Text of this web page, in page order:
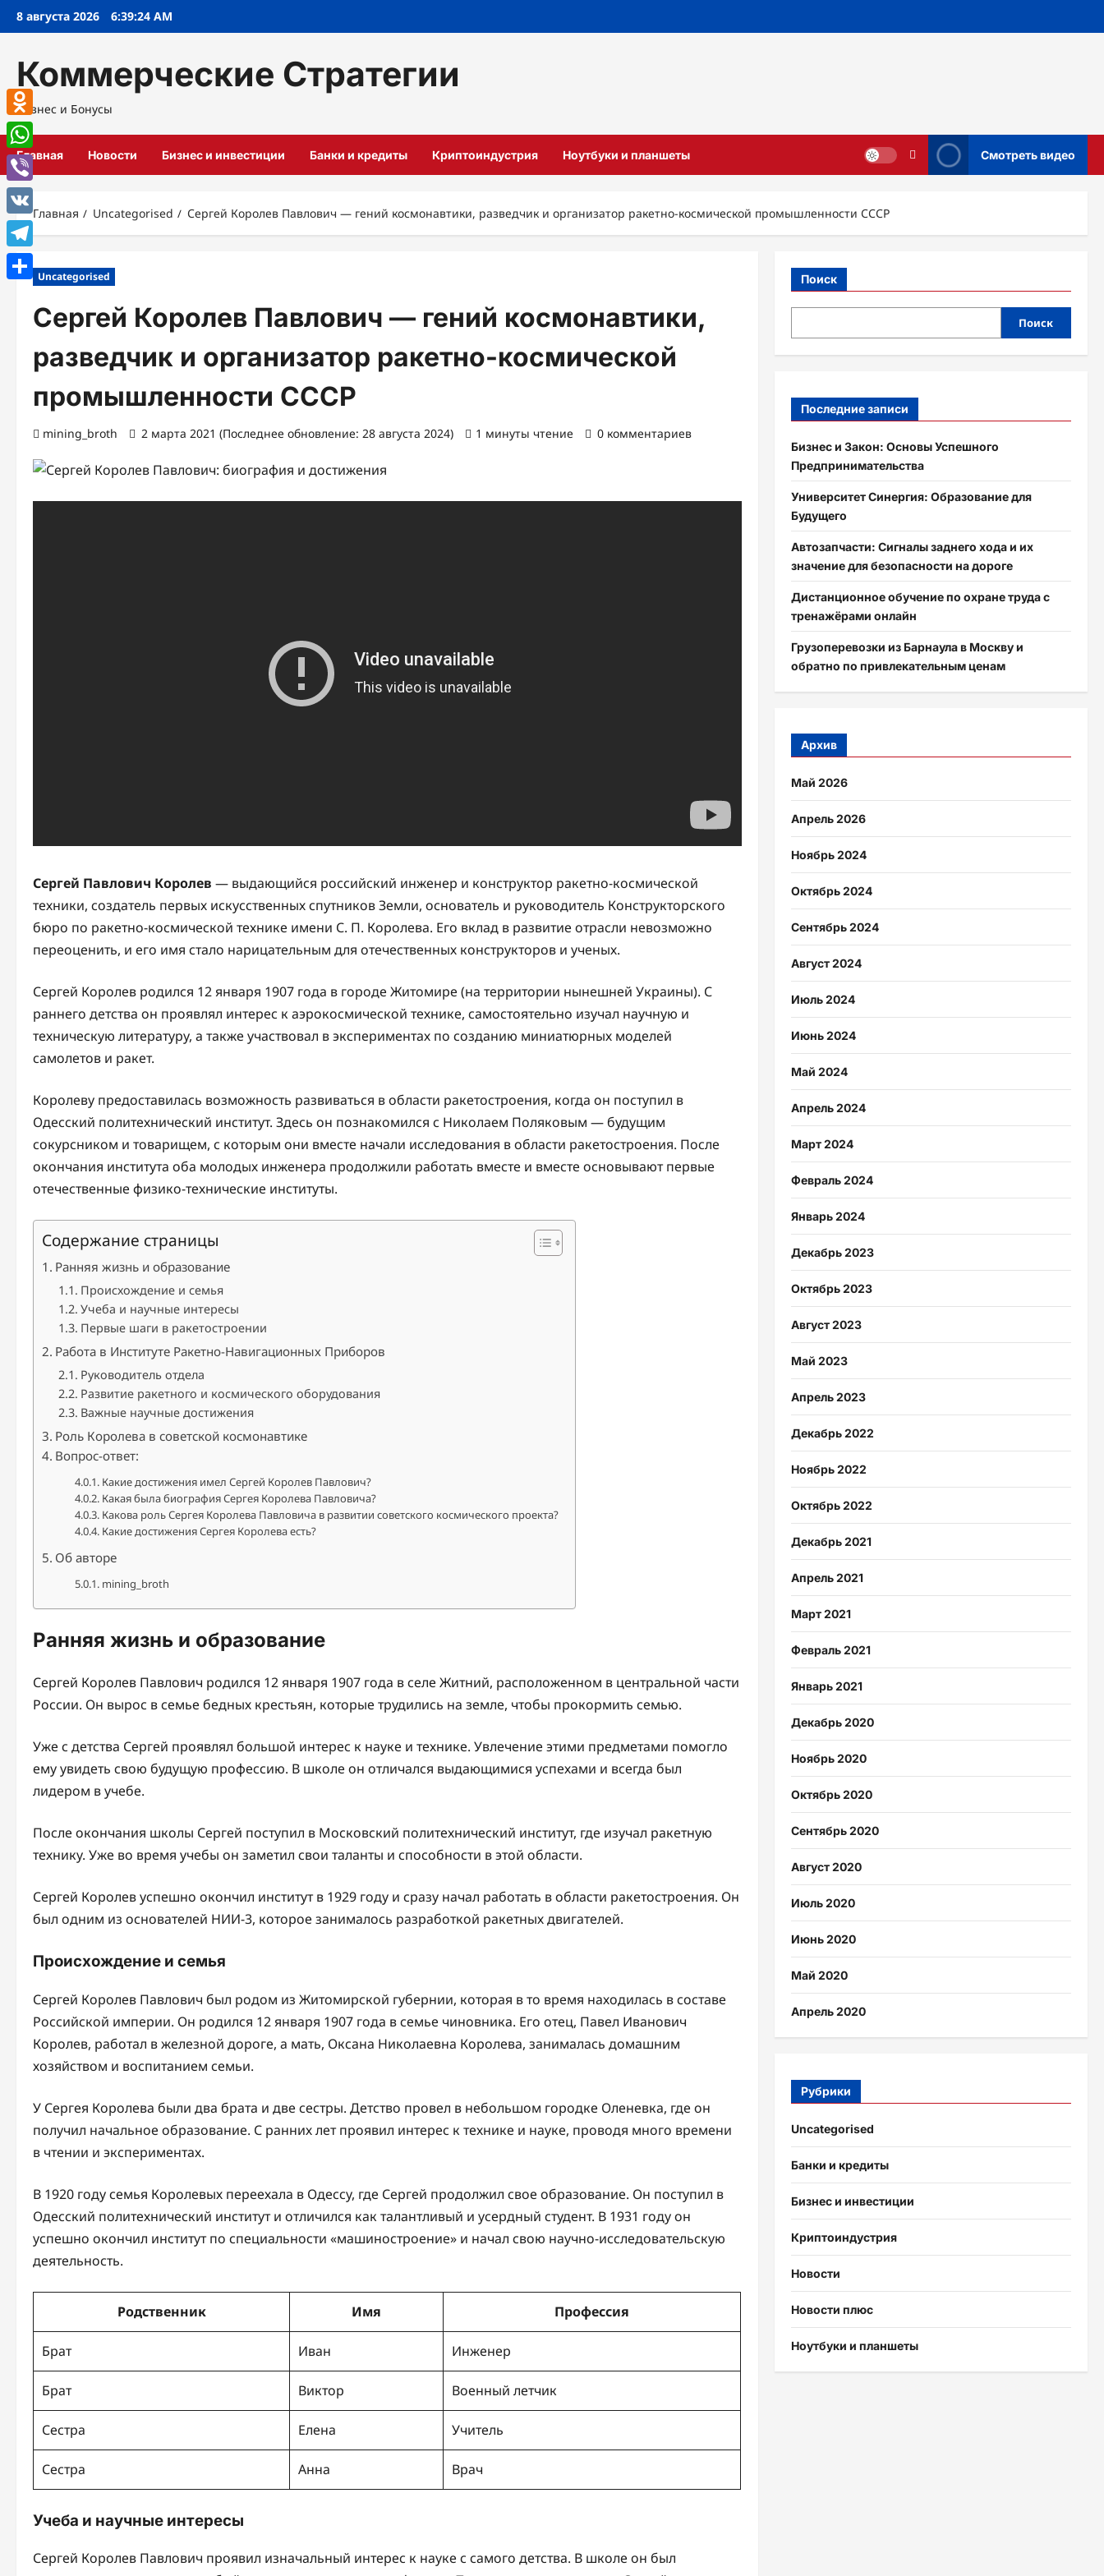
Перейти
8 августа 2026 6:39:25 AM
Коммерческие Стратегии
Бизнес и Бонусы
Главная Новости Бизнес и инвестиции Банки и кредиты Криптоиндустрия Ноутбуки и планшеты Смотреть видео
Главная Uncategorised Сергей Королев Павлович — гений космонавтики, разведчик и организатор ракетно-космической промышленности СССР
Uncategorised
Сергей Королев Павлович — гений космонавтики,
разведчик и организатор ракетно-космической
промышленности СССР
mining_broth 2 марта 2021 (Последнее обновление: 28 августа 2024) 1 минуты чтение 0 комментариев
Сергей Павлович Королев — выдающийся российский инженер и конструктор ракетно-космической
техники, создатель первых искусственных спутников Земли, основатель и руководитель Конструкторского
бюро по ракетно-космической технике имени С. П. Королева. Его вклад в развитие отрасли невозможно
переоценить, и его имя стало нарицательным для отечественных конструкторов и ученых.
Сергей Королев родился 12 января 1907 года в городе Житомире (на территории нынешней Украины). С
раннего детства он проявлял интерес к аэрокосмической технике, самостоятельно изучал научную и
техническую литературу, а также участвовал в экспериментах по созданию миниатюрных моделей
самолетов и ракет.
Королеву предоставилась возможность развиваться в области ракетостроения, когда он поступил в
Одесский политехнический институт. Здесь он познакомился с Николаем Поляковым — будущим
сокурсником и товарищем, с которым они вместе начали исследования в области ракетостроения. После
окончания института оба молодых инженера продолжили работать вместе и вместе основывают первые
отечественные физико-технические институты.
Содержание страницы
Ранняя жизнь и образование
Происхождение и семья
Учеба и научные интересы
Первые шаги в ракетостроении
Работа в Институте Ракетно-Навигационных Приборов
Руководитель отдела
Развитие ракетного и космического оборудования
Важные научные достижения
Роль Королева в советской космонавтике
Вопрос-ответ:
Какие достижения имел Сергей Королев Павлович?
Какая была биография Сергея Королева Павловича?
Какова роль Сергея Королева Павловича в развитии советского космического проекта?
Какие достижения Сергея Королева есть?
Об авторе
mining_broth
Ранняя жизнь и образование
Сергей Королев Павлович родился 12 января 1907 года в селе Житний, расположенном в центральной части
России. Он вырос в семье бедных крестьян, которые трудились на земле, чтобы прокормить семью.
Уже с детства Сергей проявлял большой интерес к науке и технике. Увлечение этими предметами помогло
ему увидеть свою будущую профессию. В школе он отличался выдающимися успехами и всегда был
лидером в учебе.
После окончания школы Сергей поступил в Московский политехнический институт, где изучал ракетную
технику. Уже во время учебы он заметил свои таланты и способности в этой области.
Сергей Королев успешно окончил институт в 1929 году и сразу начал работать в области ракетостроения. Он
был одним из основателей НИИ-3, которое занималось разработкой ракетных двигателей.
Происхождение и семья
Сергей Королев Павлович был родом из Житомирской губернии, которая в то время находилась в составе
Российской империи. Он родился 12 января 1907 года в семье чиновника. Его отец, Павел Иванович
Королев, работал в железной дороге, а мать, Оксана Николаевна Королева, занималась домашним
хозяйством и воспитанием семьи.
У Сергея Королева были два брата и две сестры. Детство провел в небольшом городке Оленевка, где он
получил начальное образование. С ранних лет проявил интерес к технике и науке, проводя много времени
в чтении и экспериментах.
В 1920 году семья Королевых переехала в Одессу, где Сергей продолжил свое образование. Он поступил в
Одесский политехнический институт и отличился как талантливый и усердный студент. В 1931 году он
успешно окончил институт по специальности «машиностроение» и начал свою научно-исследовательскую
деятельность.
Родственник Имя Профессия
Брат Иван Инженер
Брат Виктор Военный летчик
Сестра Елена Учитель
Сестра Анна Врач
Учеба и научные интересы
Сергей Королев Павлович проявил изначальный интерес к науке с самого детства. В школе он был
Поиск
Поиск
Последние записи
Бизнес и Закон: Основы Успешного
Предпринимательства
Университет Синергия: Образование для
Будущего
Автозапчасти: Сигналы заднего хода и их
значение для безопасности на дороге
Дистанционное обучение по охране труда с
тренажёрами онлайн
Грузоперевозки из Барнаула в Москву и
обратно по привлекательным ценам
Архив
Май 2026
Апрель 2026
Ноябрь 2024
Октябрь 2024
Сентябрь 2024
Август 2024
Июль 2024
Июнь 2024
Май 2024
Апрель 2024
Март 2024
Февраль 2024
Январь 2024
Декабрь 2023
Октябрь 2023
Август 2023
Май 2023
Апрель 2023
Декабрь 2022
Ноябрь 2022
Октябрь 2022
Декабрь 2021
Апрель 2021
Март 2021
Февраль 2021
Январь 2021
Декабрь 2020
Ноябрь 2020
Октябрь 2020
Сентябрь 2020
Август 2020
Июль 2020
Июнь 2020
Май 2020
Апрель 2020
Рубрики
Uncategorised
Банки и кредиты
Бизнес и инвестиции
Криптоиндустрия
Новости
Новости плюс
Ноутбуки и планшеты
Odnoklassniki
WhatsApp
Viber
VK
Telegram